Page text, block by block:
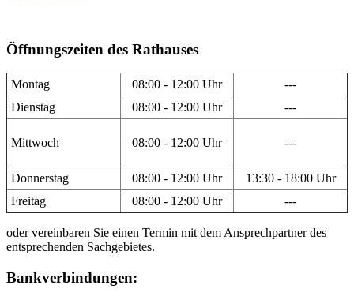
Öffnungszeiten des Rathauses
Montag 08:00 - 12:00 Uhr
---
Dienstag
08:00 - 12:00 Uhr ---
Mittwoch 08:00 - 12:00 Uhr ---
Donnerstag 08:00 - 12:00 Uhr
13:30 - 18:00 Uhr
Freitag
08:00 - 12:00 Uhr ---
oder vereinbaren Sie einen Termin mit dem Ansprechpartner des
entsprechenden Sachgebietes.
Bankverbindungen: